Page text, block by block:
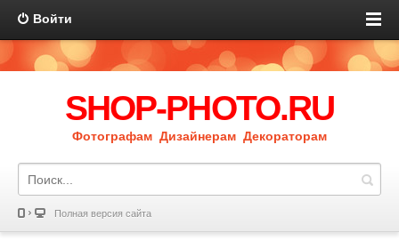
Войти
SHOP-PHOTO.RU
Фотографам Дизайнерам Декораторам
Полная версия сайта